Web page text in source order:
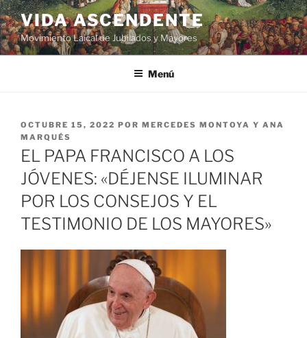
VIDA ASCENDENTE
Movimiento Laical de Jubilados y Mayores
Menú
OCTUBRE 15, 2022 POR MERCEDES MONTOYA Y ANA
MARQUÉS
EL PAPA FRANCISCO A LOS
JÓVENES: «DÉJENSE ILUMINAR
POR LOS CONSEJOS Y EL
TESTIMONIO DE LOS MAYORES»